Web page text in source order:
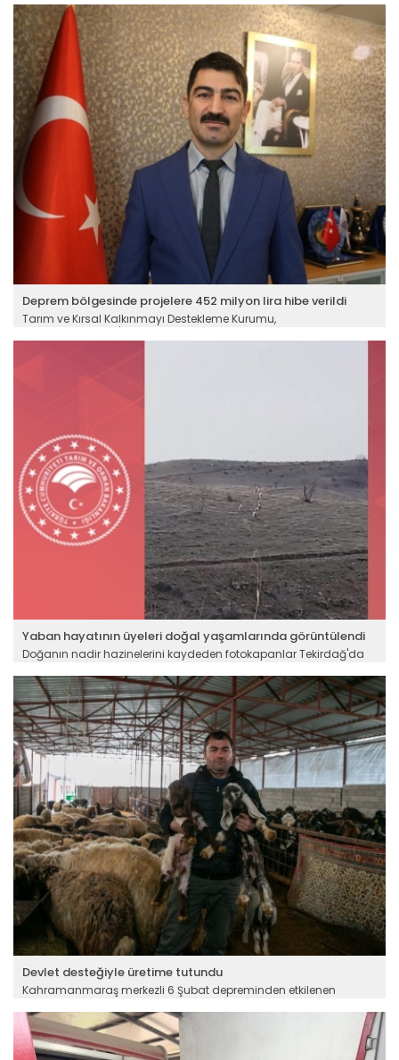
Deprem bölgesinde projelere 452 milyon lira hibe verildi
Tarım ve Kırsal Kalkınmayı Destekleme Kurumu,
Kahramanmaraş'taki depremzede girişimcilere 3 yılda 452
milyon lira hibe desteği verdi. Kent aradan geçen 3 yılda 173
Yaban hayatının üyeleri doğal yaşamlarında görüntülendi
Doğanın nadir hazinelerini kaydeden fotokapanlar Tekirdağ'da
nesli tükenme tehlikesi altında olan dağ keçileri kameralara
takıldı. Bölge halkı yaban hayvanlarının daha sık
görülebilmesinde kaçak avcılıkla mücadelenin ve koruma
tedbirlerinin etkili olduğunu söylüyor.
Devamını Oku ->
Devlet desteğiyle üretime tutundu
Kahramanmaraş merkezli 6 Şubat depreminden etkilenen
yaralarını sarıyor, üretime dönüyor. Depremlerde hayvanlarının
tamamını kaybeden Adıyamanlı besici Sait Aslan, ivesi cinsi 60
koyunla sürüsünü yeniden oluşturdu. Koyunların doğum
yapmasıyla hayvan sayısını artıran Aslan, devlet desteklerinin